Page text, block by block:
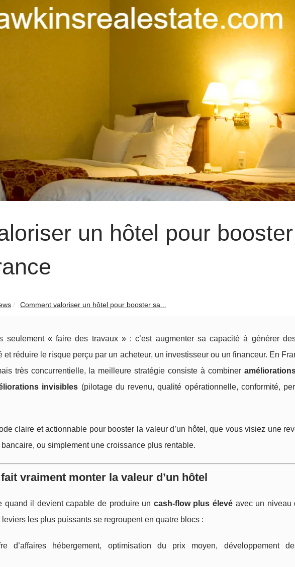
un hôtel pour
Comment valoriser un hôtel pour booster sa...
seulement « faire des travaux » : c’est augmenter sa capacité à générer
réduire le risque perçu par un acheteur, un investisseur ou un financeur. En
très concurrentielle, la meilleure stratégie consiste à combiner
invisibles (pilotage du revenu, qualité opérationnelle, conformité,
claire et actionnable pour booster la valeur d’un hôtel, que vous visiez une
ou simplement une croissance plus rentable.
vraiment monter la valeur d’un hôtel
quand il devient capable de produire un cash-flow plus élevé avec un niveau
les plus puissants se regroupent en quatre blocs :
d’affaires hébergement, optimisation du prix moyen, développement